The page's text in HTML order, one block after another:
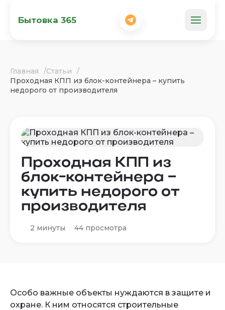
Бытовка 365
Главная
Статьи
Проходная КПП из блок-контейнера – купить
недорого от производителя
Проходная КПП из
блок-контейнера –
купить недорого от
производителя
2 минуты 44 просмотра
Особо важные объекты нуждаются в защите и
охране. К ним относятся строительные